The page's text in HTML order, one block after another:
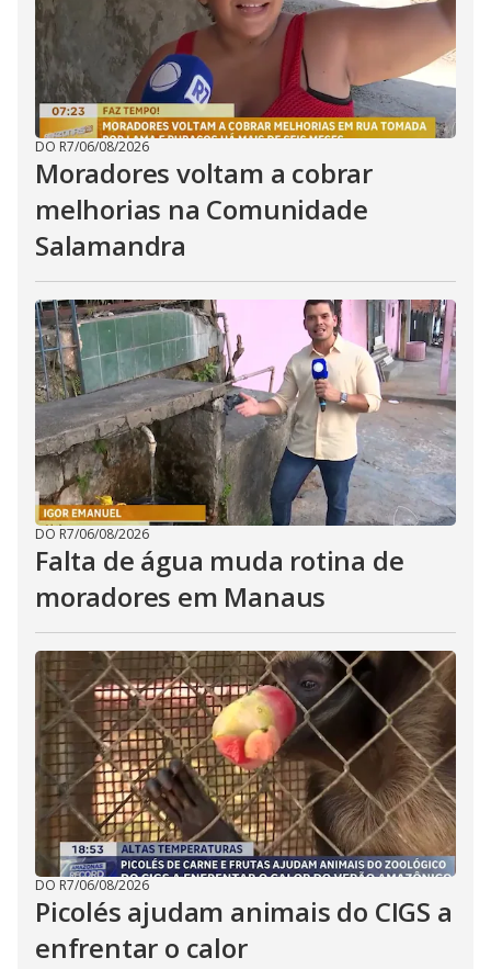
DO R7/06/08/2026
Moradores voltam a cobrar
melhorias na Comunidade
Salamandra
DO R7/06/08/2026
Falta de água muda rotina de
moradores em Manaus
DO R7/06/08/2026
Picolés ajudam animais do CIGS a
enfrentar o calor